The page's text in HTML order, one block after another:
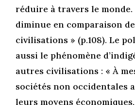
réduire à travers le monde.
diminue en comparaison
civilisations » (p.108). Le
aussi le phénomène
autres civilisations : « À
sociétés non occidentales
leurs moyens